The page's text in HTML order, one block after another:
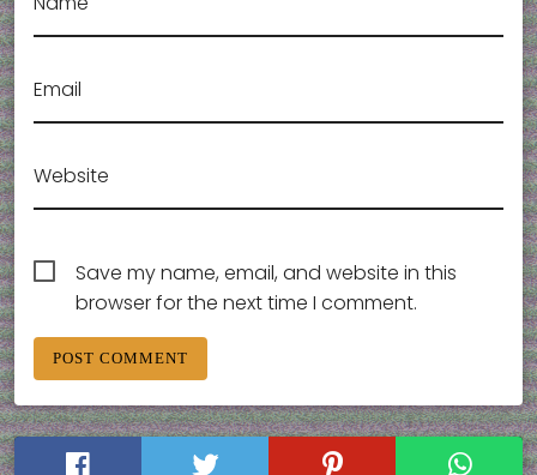
Email
Website
Save my name, email, and website in this
browser for the next time I comment.